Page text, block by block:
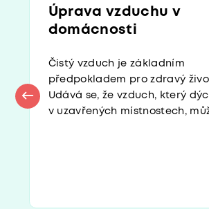
Úprava vzduchu v
domácnosti
Čistý vzduch je základním
předpokladem pro zdravý
Udává se, že vzduch, který
v uzavřených místnostech,